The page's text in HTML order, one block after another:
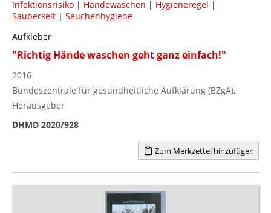
Infektionsrisiko | Händewaschen | Hygieneregel |
Sauberkeit | Seuchenhygiene
Aufkleber
"Richtig Hände waschen geht ganz einfach!"
2016
Bundeszentrale für gesundheitliche Aufklärung (BZgA),
Herausgeber
DHMD 2020/928
Zum Merkzettel hinzufügen